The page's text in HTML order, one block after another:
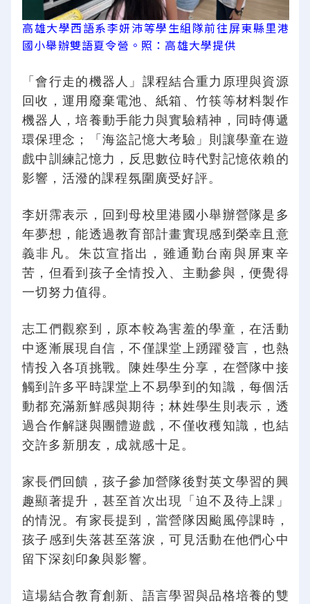
高雄大學西語系李妍沛等學生組隊前往屏東縣里港
國小舉辦雙語夏令營。照：高雄大學提供
「會行走的機器人」課程結合重力原理與資源
回收，運用廢棄電池、紙箱、竹筷等材料製作
機器人，培養動手能力與實驗精神，同時傳遞
環保理念；「海盜記憶大考驗」則讓學童在遊
戲中訓練記憶力，反思數位時代對記憶依賴的
影響，活潑的課程氛圍廣受好評。
李姸霈表示，回到母校里港國小舉辦營隊是多
年夢想，能透過教育部計畫實現感到榮幸且意
義非凡。朱苡宣指出，雖通勤台南與屏東辛
苦，但看到孩子全情投入、主動參與，便覺得
一切努力值得。
志工們觀察到，原本較為害羞的學童，在活動
中逐漸展現自信，不僅課堂上踴躍發言，也熱
情投入各項挑戰。陳姓學生分享，在營隊中接
觸到許多平時課堂上不易學到的知識，每個活
動都充滿新鮮感與期待；林姓學生則表示，透
過合作解謎與團體遊戲，不僅收穫知識，也結
交許多新朋友，成就感十足。
家長們回饋，孩子參加營隊後對英文學習的興
趣顯著提升，甚至首次出現「迫不及待上課」
的情況。有家長提到，當營隊因颱風停課時，
孩子感到失落甚至落淚，可見活動在他們心中
留下深刻印象與影響。
這場結合教育創新、語言學習與品格培養的雙